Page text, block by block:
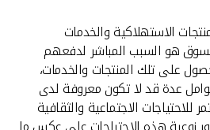
الاستهلاكية والخدمات
هو السبب المباشر لدفعهم
على تلك المنتجات والخدمات،
عدة قد لا تكون معروفة لدى
للاحتياجات الاجتماعية والثقافية